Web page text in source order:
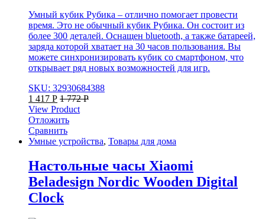
Умный кубик Рубика – отлично помогает провести
время. Это не обычный кубик Рубика. Он состоит из
более 300 деталей. Оснащен bluetooth, а также батареей,
заряда которой хватает на 30 часов пользования. Вы
можете синхронизировать кубик со смартфоном, что
открывает ряд новых возможностей для игр.
SKU: 32930684388
1 417 Р 1 772Р
View Product
Отложить
Сравнить
Умные устройства, Товары для дома
Настольные часы Xiaomi
Beladesign Nordic Wooden Digital
Clock